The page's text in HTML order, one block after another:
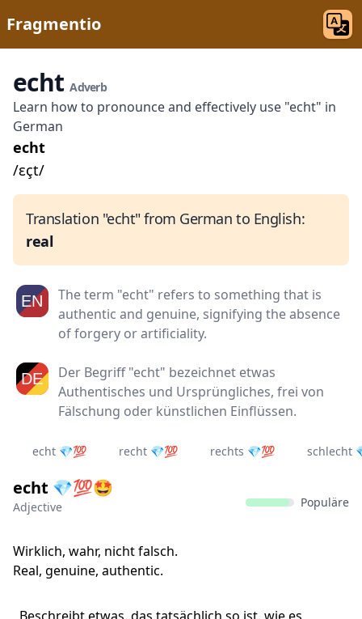
Fragmentio
echtAdverb
Learn how to pronounce and effectively use "echt" in
German
echt
/ɛçt/
Translation "echt" from German to English:
real
The term "echt" refers to something that is
authentic and genuine, signifying the absence
of forgery or artificiality.
Der Begriff "echt" bezeichnet etwas
Authentisches und Ursprüngliches, frei von
Fälschung oder künstlichen Einflüssen.
echt 💎💯 recht 💎💯 rechts 💎💯 schlecht
echt 💎💯🤩
Adjective Populäre
Wirklich, wahr, nicht falsch.
Real, genuine, authentic.